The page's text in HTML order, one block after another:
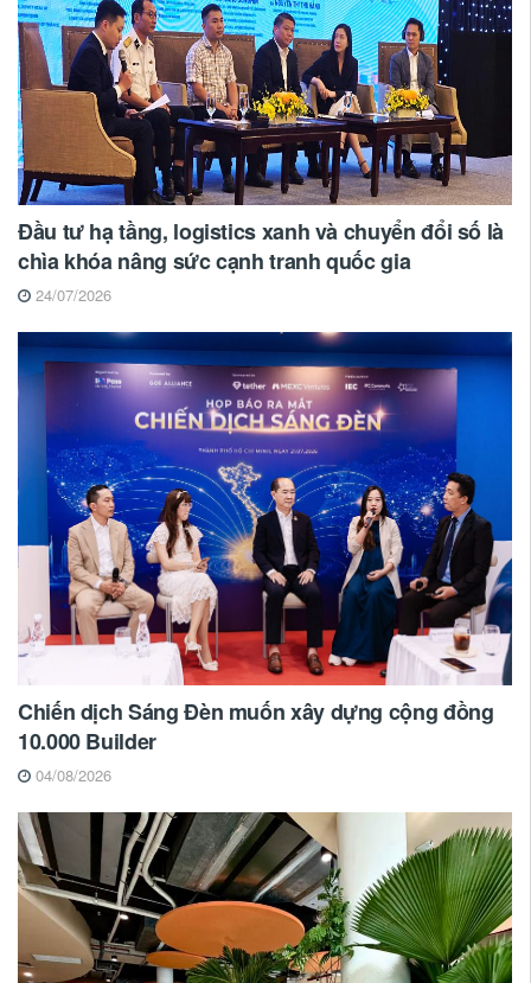
Đầu tư hạ tầng, logistics xanh và chuyển đổi số là
chìa khóa nâng sức cạnh tranh quốc gia
24/07/2026
Chiến dịch Sáng Đèn muốn xây dựng cộng đồng
10.000 Builder
04/08/2026